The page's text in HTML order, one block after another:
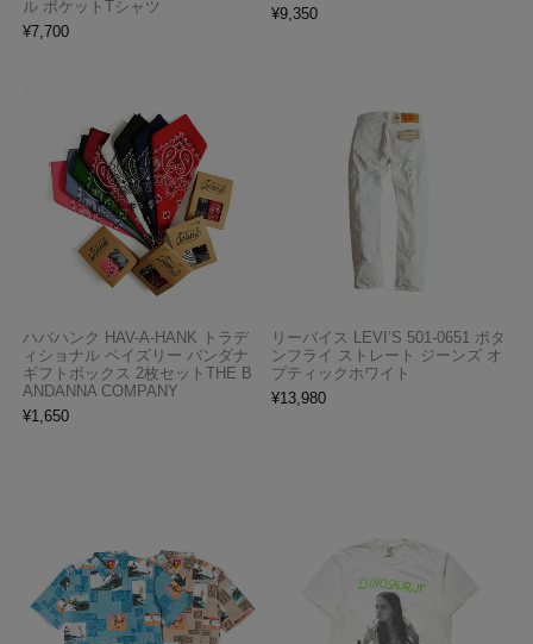
ル ポケットTシャツ
¥7,700
¥9,350
ハバハンク HAV-A-HANK トラデ
ィショナル ペイズリー バンダナ
ギフトボックス 2枚セットTHE B
ANDANNA COMPANY
¥1,650
リーバイス LEVI’S 501-0651 ボタ
ンフライ ストレート ジーンズ オ
プティックホワイト
¥13,980